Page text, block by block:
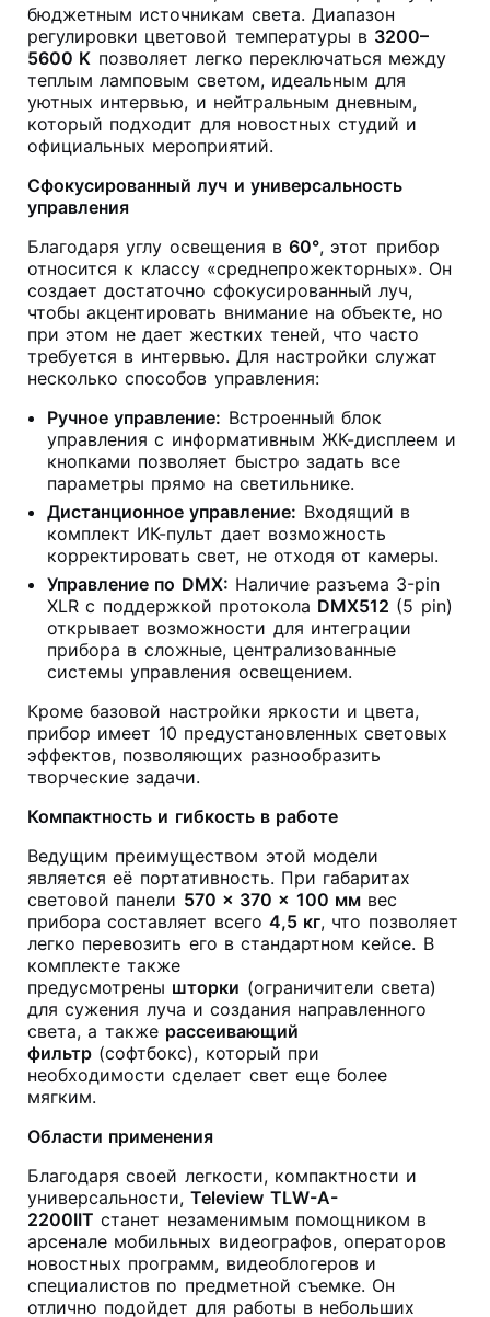
бюджетным источникам света. Диапазон
регулировки цветовой температуры в 3200–
5600 K позволяет легко переключаться между
теплым ламповым светом, идеальным для
уютных интервью, и нейтральным дневным,
который подходит для новостных студий и
официальных мероприятий.
Сфокусированный луч и универсальность
управления
Благодаря углу освещения в60°, этот прибор
относится к классу «среднепрожекторных». Он
создает достаточно сфокусированный луч,
чтобы акцентировать внимание на объекте, но
при этом не дает жестких теней, что часто
требуется в интервью. Для настройки служат
несколько способов управления:
Ручное управление: Встроенный блок
управления с информативным ЖК-дисплеем и
кнопками позволяет быстро задать все
параметры прямо на светильнике.
Дистанционное управление: Входящий в
комплект ИК-пульт дает возможность
корректировать свет, не отходя от камеры.
Управление по DMX: Наличие разъема 3-pin
XLR с поддержкой протокола DMX512 (5 pin)
открывает возможности для интеграции
прибора в сложные, централизованные
системы управления освещением.
Кроме базовой настройки яркости и цвета,
прибор имеет 10 предустановленных световых
эффектов, позволяющих разнообразить
творческие задачи.
Компактность и гибкость в работе
Ведущим преимуществом этой модели
является её портативность. При габаритах
световой панели 570 × 370 × 100 ммвес
прибора составляет всего 4,5 кг, что позволяет
легко перевозить его в стандартном кейсе. В
комплекте также
предусмотрены шторки (ограничители света)
для сужения луча и создания направленного
света, а также рассеивающий
фильтр (софтбокс), который при
необходимости сделает свет еще более
мягким.
Области применения
Благодаря своей легкости, компактности и
универсальности,Teleview TLW-A-
2200IIT станет незаменимым помощником в
арсенале мобильных видеографов, операторов
новостных программ, видеоблогеров и
специалистов по предметной съемке. Он
отлично подойдет для работы в небольших